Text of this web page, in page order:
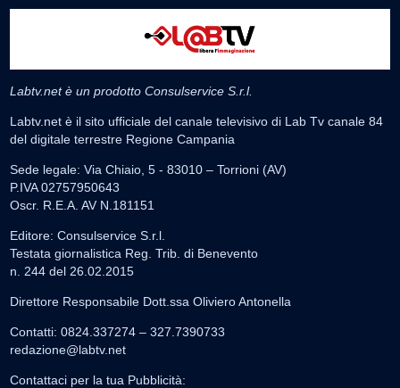
Labtv.net è un prodotto Consulservice S.r.l.
Labtv.net è il sito ufficiale del canale televisivo di Lab Tv canale 84
del digitale terrestre Regione Campania
Sede legale: Via Chiaio, 5 - 83010 – Torrioni (AV)
P.IVA 02757950643
Oscr. R.E.A. AV N.181151
Editore: Consulservice S.r.l.
Testata giornalistica Reg. Trib. di Benevento
n. 244 del 26.02.2015
Direttore Responsabile Dott.ssa Oliviero Antonella
Contatti: 0824.337274 – 327.7390733
redazione@labtv.net
Contattaci per la tua Pubblicità: